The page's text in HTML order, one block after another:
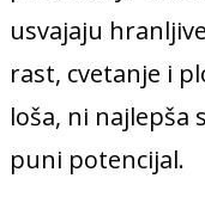
usvajaju
rast, cvetanje i
loša, ni najlepša
puni potencijal.